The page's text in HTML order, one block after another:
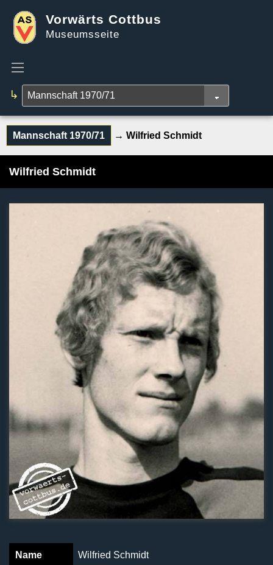
Vorwärts Cottbus
Museumsseite
↳
Mannschaft 1970/71 → Wilfried Schmidt
Wilfried Schmidt
Name Wilfried Schmidt